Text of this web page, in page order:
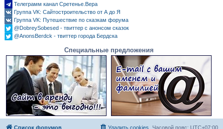
Телеграмм канал Сретенье.Вера
Группа VK: Сайтостроительство от А до Я
Группа VK: Путешествие по сказкам форума
@DobreySobesed - твиттер с анонсом сказок
@AnonsBerdck - твиттер города Бердска
Специальные предложения
Список форумов Часовой пояс: UTC+07:00
Удалить cookies